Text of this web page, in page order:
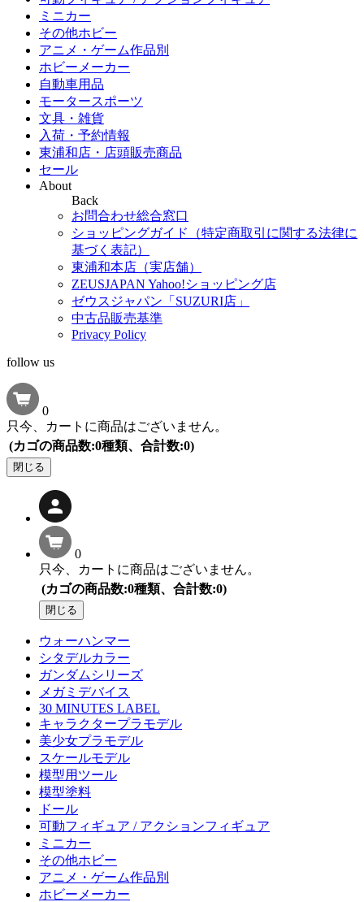
ミニカー
その他ホビー
アニメ・ゲーム作品別
ホビーメーカー
自動車用品
モータースポーツ
文具・雑貨
入荷・予約情報
東浦和店・店頭販売商品
セール
About
Back
お問合わせ総合窓口
ショッピングガイド（特定商取引に関する法律に
基づく表記）
東浦和本店（実店舗）
ZEUSJAPAN Yahoo!ショッピング店
ゼウスジャパン「SUZURI店」
中古品販売基準
Privacy Policy
follow us
0
只今、カートに商品はございません。
(カゴの商品数:0種類、合計数:0)
閉じる
0
只今、カートに商品はございません。
(カゴの商品数:0種類、合計数:0)
閉じる
ウォーハンマー
シタデルカラー
ガンダムシリーズ
メガミデバイス
30 MINUTES LABEL
キャラクタープラモデル
美少女プラモデル
スケールモデル
模型用ツール
模型塗料
ドール
可動フィギュア / アクションフィギュア
ミニカー
その他ホビー
アニメ・ゲーム作品別
ホビーメーカー